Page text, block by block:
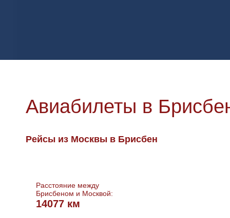
Авиабилеты в
Рейсы из Москвы в Брисбен
Расстояние между
Брисбеном и Москвой:
14077 км